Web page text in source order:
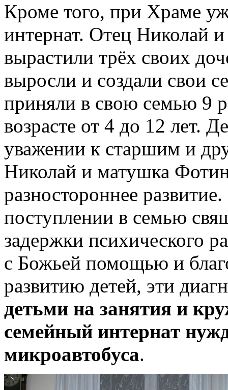
Кроме того, при Храме
интернат. Отец Николай
вырастили трёх своих
выросли и создали свои
приняли в свою семью 9
возрасте от 4 до 12 лет.
уважении к старшим и
Николай и матушка
разностороннее
поступлении в семью
задержки психического
с Божьей помощью и
развитию детей, эти
детьми на занятия и
семейный интернат
микроавтобуса.